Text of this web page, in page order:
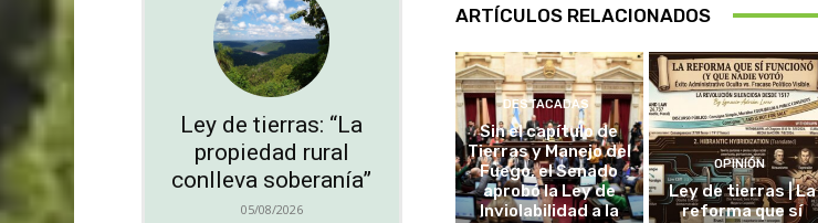
Ley de tierras: “La
propiedad rural
conlleva soberanía”
05/08/2026
ARTÍCULOS RELACIONADOS
DESTACADAS
Sin el capítulo de
Tierras y Manejo del
Fuego, el Senado
aprobó la Ley de
Inviolabilidad a la
OPINIÓN
Ley de tierras | La
reforma que sí